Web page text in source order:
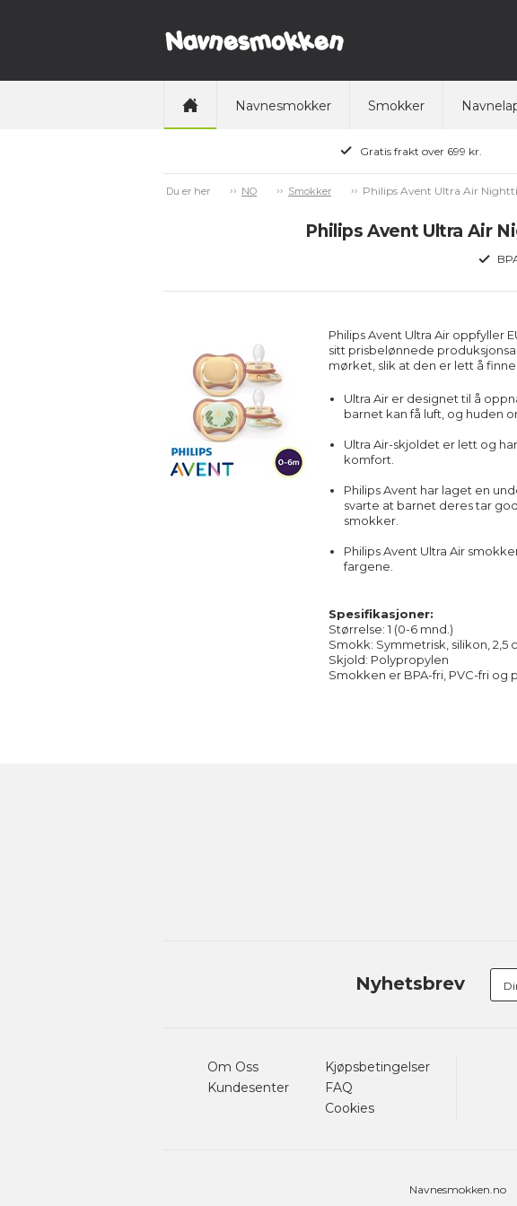
Navnesmokker Smokker
Gratis frakt over 699 kr.
Du er her NO Smokker Philips Avent Ultra Air
Philips Avent Ultra Air
Philips Avent Ultra Air oppfyller
sitt prisbelønnede
mørket, slik at den er lett å
Ultra Air er designet til å
barnet kan få luft, og huden
Ultra Air-skjoldet er lett og
komfort.
Philips Avent har laget en
svarte at barnet deres tar
smokker.
Philips Avent Ultra Air
fargene.
Spesifikasjoner:
Størrelse: 1 (0-6 mnd.)
Smokk: Symmetrisk, silikon, 2,5
Skjold: Polypropylen
Smokken er BPA-fri, PVC-fri og
Nyhetsbrev
Om Oss
Kundesenter
Kjøpsbetingelser
FAQ
Cookies
Navnesmokken.no